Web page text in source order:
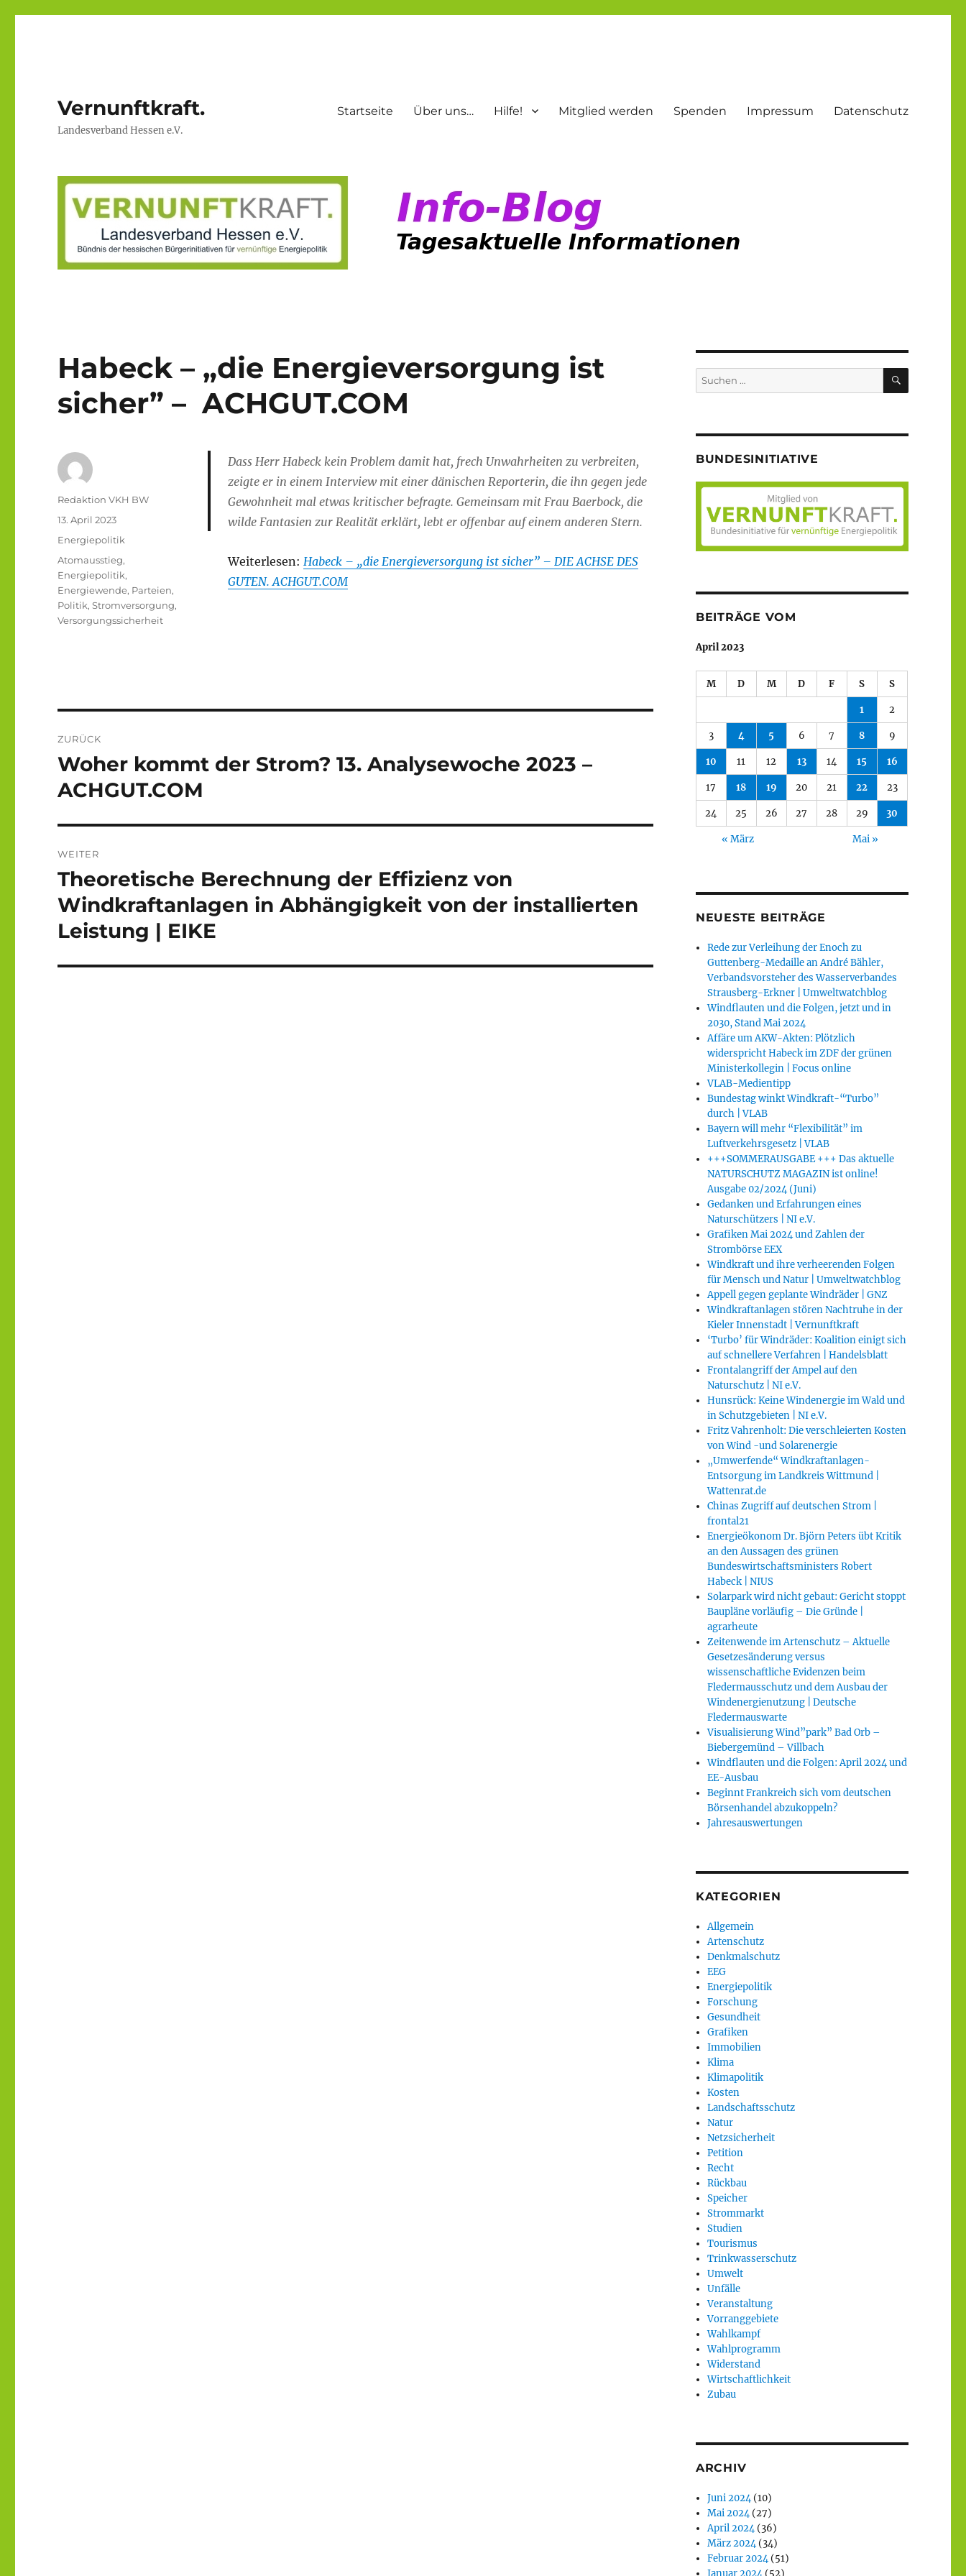
Vernunftkraft.
Landesverband Hessen e.V.
Startseite Über uns… Hilfe! Mitglied werden Spenden Impressum Datenschutz
Habeck – „die Energieversorgung ist
sicher” – ACHGUT.COM
Dass Herr Habeck kein Problem damit hat, frech Unwahrheiten zu verbreiten,
zeigte er in einem Interview mit einer dänischen Reporterin, die ihn gegen jede
Gewohnheit mal etwas kritischer befragte. Gemeinsam mit Frau Baerbock, die
wilde Fantasien zur Realität erklärt, lebt er offenbar auf einem anderen Stern.
Weiterlesen: Habeck – „die Energieversorgung ist sicher” – DIE ACHSE DES
GUTEN. ACHGUT.COM
Autor
Redaktion VKH BW
Veröffentlicht
13. April 2023
Kategorien
Energiepolitik
Schlagwörter
Atomausstieg,
Energiepolitik,
Energiewende, Parteien,
Politik,Stromversorgung,
Versorgungssicherheit
ZURÜCK
Vorheriger
Beitrag:
Woher kommt der Strom? 13. Analysewoche 2023 –
ACHGUT.COM
WEITER
Nächster
Beitrag:
Theoretische Berechnung der Effizienz von
Windkraftanlagen in Abhängigkeit von der installierten
Leistung | EIKE
Suche
nach:
SUCHEN
BUNDESINITIATIVE
BEITRÄGE VOM
April 2023
M D M D F S S
1 2
3 4 5 6 7 8 9
10 11 12 13 14 15 16
17 18 19 20 21 22 23
24 25 26 27 28 29 30
« März Mai »
NEUESTE BEITRÄGE
Rede zur Verleihung der Enoch zu
Guttenberg-Medaille an André Bähler,
Verbandsvorsteher des Wasserverbandes
Strausberg-Erkner | Umweltwatchblog
Windflauten und die Folgen, jetzt und in
2030, Stand Mai 2024
Affäre um AKW-Akten: Plötzlich
widerspricht Habeck im ZDF der grünen
Ministerkollegin | Focus online
VLAB-Medientipp
Bundestag winkt Windkraft-“Turbo”
durch | VLAB
Bayern will mehr “Flexibilität” im
Luftverkehrsgesetz | VLAB
+++SOMMERAUSGABE +++ Das aktuelle
NATURSCHUTZ MAGAZIN ist online!
Ausgabe 02/2024 (Juni)
Gedanken und Erfahrungen eines
Naturschützers | NI e.V.
Grafiken Mai 2024 und Zahlen der
Strombörse EEX
Windkraft und ihre verheerenden Folgen
für Mensch und Natur | Umweltwatchblog
Appell gegen geplante Windräder | GNZ
Windkraftanlagen stören Nachtruhe in der
Kieler Innenstadt | Vernunftkraft
‘Turbo’ für Windräder: Koalition einigt sich
auf schnellere Verfahren | Handelsblatt
Frontalangriff der Ampel auf den
Naturschutz | NI e.V.
Hunsrück: Keine Windenergie im Wald und
in Schutzgebieten | NI e.V.
Fritz Vahrenholt: Die verschleierten Kosten
von Wind -und Solarenergie
„Umwerfende“ Windkraftanlagen-
Entsorgung im Landkreis Wittmund |
Wattenrat.de
Chinas Zugriff auf deutschen Strom |
frontal21
Energieökonom Dr. Björn Peters übt Kritik
an den Aussagen des grünen
Bundeswirtschaftsministers Robert
Habeck | NIUS
Solarpark wird nicht gebaut: Gericht stoppt
Baupläne vorläufig – Die Gründe |
agrarheute
Zeitenwende im Artenschutz – Aktuelle
Gesetzesänderung versus
wissenschaftliche Evidenzen beim
Fledermausschutz und dem Ausbau der
Windenergienutzung | Deutsche
Fledermauswarte
Visualisierung Wind”park” Bad Orb –
Biebergemünd – Villbach
Windflauten und die Folgen: April 2024 und
EE-Ausbau
Beginnt Frankreich sich vom deutschen
Börsenhandel abzukoppeln?
Jahresauswertungen
KATEGORIEN
Allgemein
Artenschutz
Denkmalschutz
EEG
Energiepolitik
Forschung
Gesundheit
Grafiken
Immobilien
Klima
Klimapolitik
Kosten
Landschaftsschutz
Natur
Netzsicherheit
Petition
Recht
Rückbau
Speicher
Strommarkt
Studien
Tourismus
Trinkwasserschutz
Umwelt
Unfälle
Veranstaltung
Vorranggebiete
Wahlkampf
Wahlprogramm
Widerstand
Wirtschaftlichkeit
Zubau
ARCHIV
Juni 2024(10)
Mai 2024(27)
April 2024(36)
März 2024(34)
Februar 2024(51)